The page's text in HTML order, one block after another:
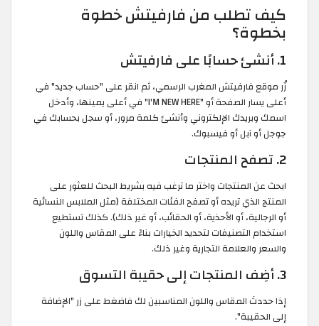
كيف تطلب من فارفيتش خطوة
بخطوة؟
1. أنشئ حسابًا على فارفيتش
زُر موقع فارفيتش المغرب الرسمي، ثم انقر على "حساب جديد" في
أعلى يسار الصفحة أو "I'M NEW HERE" في أعلى يمينها، وأدخل
اسمك وبريدك الإلكتروني وأنشئ كلمة مرور، أو سجل بحسابك في
جوجل أو آبل أو فيسبوك.
2. تصفح المنتجات
ابحث عن المنتجات واختر ما ترغب فيه بشريط البحث للعثور على
المنتج الذي تريده أو تصفح الفئات المختلفة (مثل الملابس النسائية
أو الرجالية، أو الأحذية، أو الحقائب، أو غير ذلك). كذلك تستطيع
استخدام التصنيفات لتحديد الخيارات بناءً على المقاس واللون
والسعر والعلامة التجارية وغير ذلك.
3. أضِف المنتجات إلى حقيبة التسوق
إذا حددتَ المقاس واللون المناسبين لك فاضغط على زر "الإضافة
إلى الحقيبة".